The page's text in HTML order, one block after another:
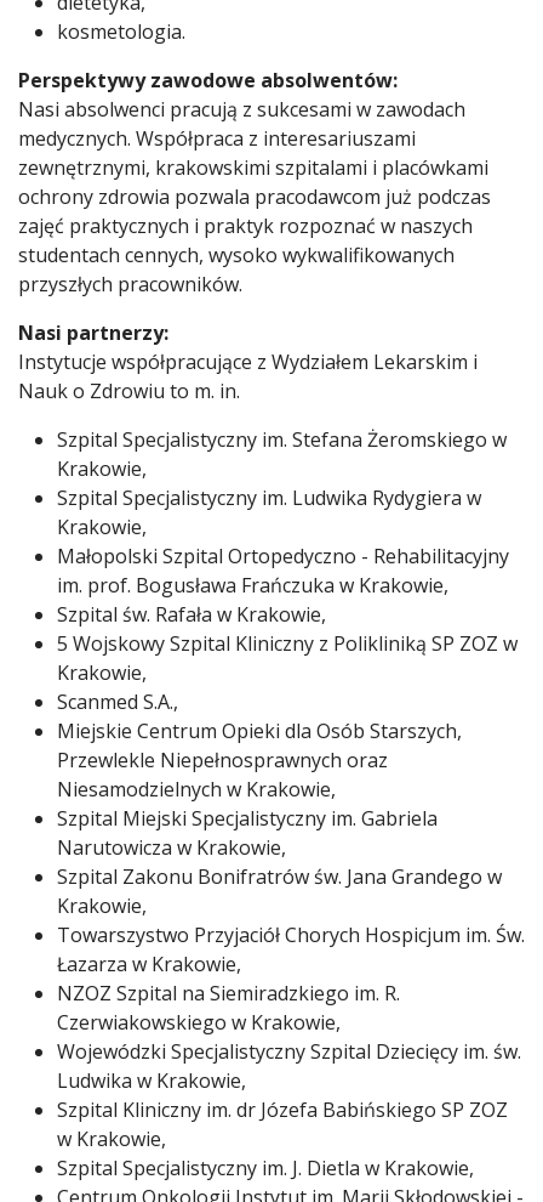
kosmetologia.
Perspektywy zawodowe absolwentów:
Nasi absolwenci pracują z sukcesami w zawodach
medycznych. Współpraca z interesariuszami
zewnętrznymi, krakowskimi szpitalami i placówkami
ochrony zdrowia pozwala pracodawcom już podczas
zajęć praktycznych i praktyk rozpoznać w naszych
studentach cennych, wysoko wykwalifikowanych
przyszłych pracowników.
Nasi partnerzy:
Instytucje współpracujące z Wydziałem Lekarskim i
Nauk o Zdrowiu to m. in.
Szpital Specjalistyczny im. Stefana Żeromskiego w
Krakowie,
Szpital Specjalistyczny im. Ludwika Rydygiera w
Krakowie,
Małopolski Szpital Ortopedyczno - Rehabilitacyjny
im. prof. Bogusława Frańczuka w Krakowie,
Szpital św. Rafała w Krakowie,
5 Wojskowy Szpital Kliniczny z Polikliniką SP ZOZ w
Krakowie,
Scanmed S.A.,
Miejskie Centrum Opieki dla Osób Starszych,
Przewlekle Niepełnosprawnych oraz
Niesamodzielnych w Krakowie,
Szpital Miejski Specjalistyczny im. Gabriela
Narutowicza w Krakowie,
Szpital Zakonu Bonifratrów św. Jana Grandego w
Krakowie,
Towarszystwo Przyjaciół Chorych Hospicjum im. Św.
Łazarza w Krakowie,
NZOZ Szpital na Siemiradzkiego im. R.
Czerwiakowskiego w Krakowie,
Wojewódzki Specjalistyczny Szpital Dziecięcy im. św.
Ludwika w Krakowie,
Szpital Kliniczny im. dr Józefa Babińskiego SP ZOZ
w Krakowie,
Szpital Specjalistyczny im. J. Dietla w Krakowie,